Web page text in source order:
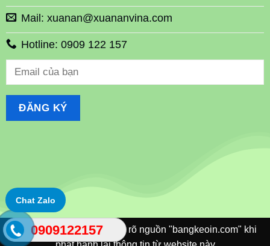
Mail: xuanan@xuananvina.com
Hotline: 0909 122 157
©Xuananvina Vui lòng ghi rõ nguồn "bangkeoin.com" khi
Chat Zalo
0909122157